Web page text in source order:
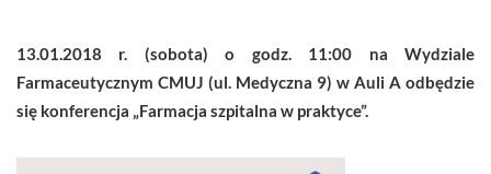
13.01.2018 r. (sobota) o godz. 11:00 na Wydziale
Farmaceutycznym CMUJ (ul. Medyczna 9) w Auli A odbędzie
się konferencja „Farmacja szpitalna w praktyce”.